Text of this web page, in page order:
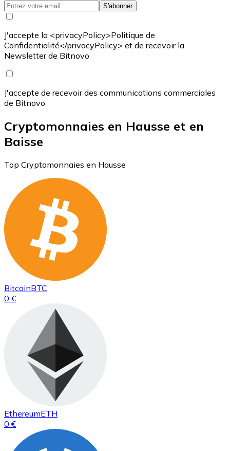
S'abonner
J'accepte la <privacyPolicy>Politique de
Confidentialité</privacyPolicy> et de recevoir la
Newsletter de Bitnovo
J'accepte de recevoir des communications commerciales
de Bitnovo
Cryptomonnaies en Hausse et en
Baisse
Top Cryptomonnaies en Hausse
BitcoinBTC
0 €
EthereumETH
0 €